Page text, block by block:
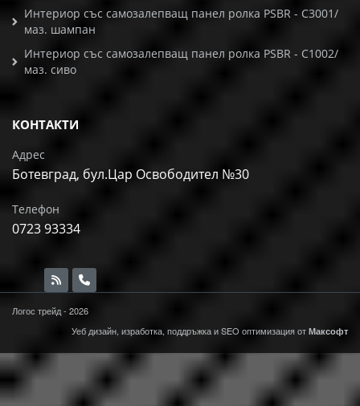
Интериор със самозалепващ панел ролка PSBR - C3001/
маз. шампан
Интериор със самозалепващ панел ролка PSBR - C1002/
маз. сиво
КОНТАКТИ
Адрес
Ботевград, бул.Цар Освободител №30
Телефон
0723 93334
Логос трейд - 2026
Уеб дизайн, изработка, поддръжка иSEO оптимизация от Максофт